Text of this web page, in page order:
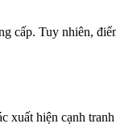
cấp. Tuy nhiên,
xuất hiện cạnh